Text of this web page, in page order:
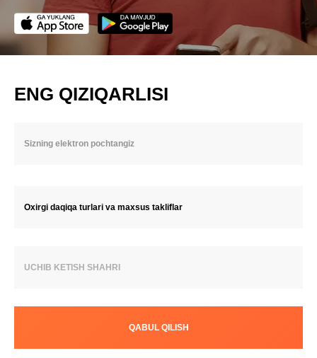
ENG QIZIQARLISI
Oxirgi daqiqa turlari va maxsus takliflar
UCHIB KETISH SHAHRI
QABUL QILISH